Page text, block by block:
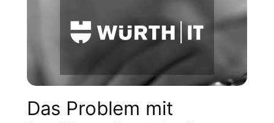
Das Problem mit